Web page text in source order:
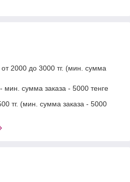
2000 до 3000 тг. (мин. сумма
мин. сумма заказа - 5000 тенге
тг. (мин. сумма заказа - 5000